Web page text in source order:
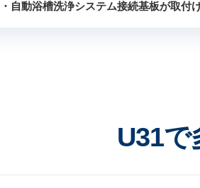
・自動浴槽洗浄システム接続基板が取
U31